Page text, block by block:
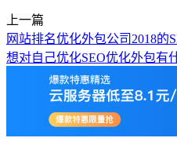
上一篇
网站排名优化外包公司2018的
想对自己优化SEO优化外包有